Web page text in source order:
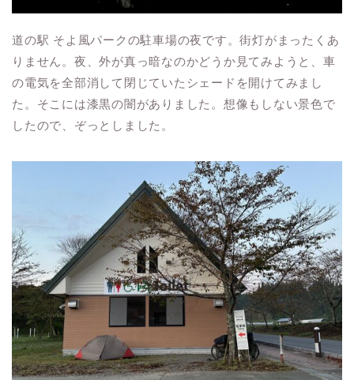
道の駅 そよ風パークの駐車場の夜です。街灯がまったくあ
りません。夜、外が真っ暗なのかどうか見てみようと、車
の電気を全部消して閉じていたシェードを開けてみまし
た。そこには漆黒の闇がありました。想像もしない景色で
したので、ぞっとしました。